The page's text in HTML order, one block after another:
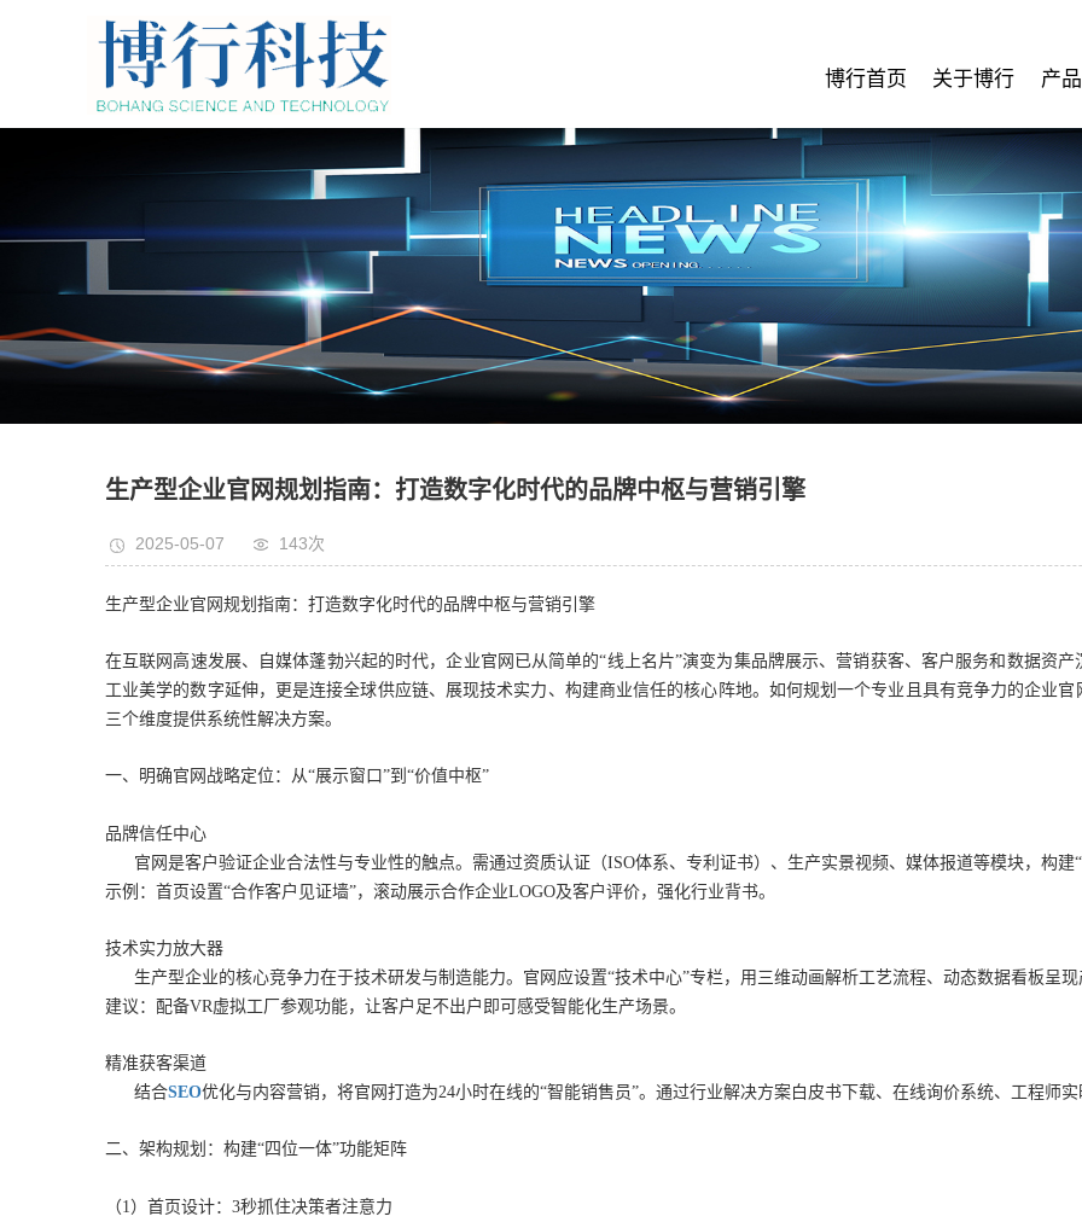
博行首页 关于博行 产
生产型企业官网规划指南：打造数字化时代的品牌中枢与营销引擎
2025-05-07 143次
生产型企业官网规划指南：打造数字化时代的品牌中枢与营销引擎
在互联网高速发展、自媒体蓬勃兴起的时代，企业官网已从简单的“线上名片”演变为集品牌展示、营销获客、客户服务和数据资
工业美学的数字延伸，更是连接全球供应链、展现技术实力、构建商业信任的核心阵地。如何规划一个专业且具有竞争力的企业官
三个维度提供系统性解决方案。
一、明确官网战略定位：从“展示窗口”到“价值中枢”
品牌信任中心
官网是客户验证企业合法性与专业性的触点。需通过资质认证（ISO体系、专利证书）、生产实景视频、媒体报道等模块，构建“
示例：首页设置“合作客户见证墙”，滚动展示合作企业LOGO及客户评价，强化行业背书。
技术实力放大器
生产型企业的核心竞争力在于技术研发与制造能力。官网应设置“技术中心”专栏，用三维动画解析工艺流程、动态数据看板呈现
建议：配备VR虚拟工厂参观功能，让客户足不出户即可感受智能化生产场景。
精准获客渠道
结合SEO优化与内容营销，将官网打造为24小时在线的“智能销售员”。通过行业解决方案白皮书下载、在线询价系统、工程师
二、架构规划：构建“四位一体”功能矩阵
（1）首页设计：3秒抓住决策者注意力